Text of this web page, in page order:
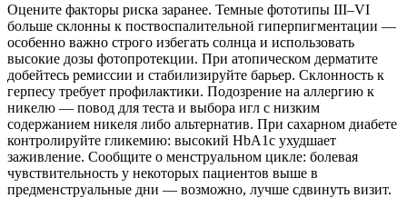
Оцените факторы риска заранее. Темные фототипы III–VI
больше склонны к поствоспалительной гиперпигментации —
особенно важно строго избегать солнца и использовать
высокие дозы фотопротекции. При атопическом дерматите
добейтесь ремиссии и стабилизируйте барьер. Склонность к
герпесу требует профилактики. Подозрение на аллергию к
никелю — повод для теста и выбора игл с низким
содержанием никеля либо альтернатив. При сахарном диабете
контролируйте гликемию: высокий HbA1c ухудшает
заживление. Сообщите о менструальном цикле: болевая
чувствительность у некоторых пациентов выше в
предменструальные дни — возможно, лучше сдвинуть визит.